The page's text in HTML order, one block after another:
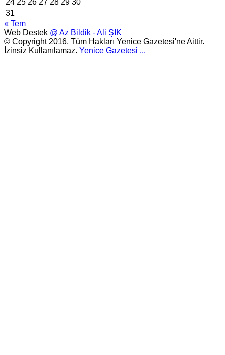
31
« Tem
Web Destek @ Az Bildik - Ali ŞIK
© Copyright 2016, Tüm Hakları Yenice Gazetesi'ne Aittir.
İzinsiz Kullanılamaz. Yenice Gazetesi ...